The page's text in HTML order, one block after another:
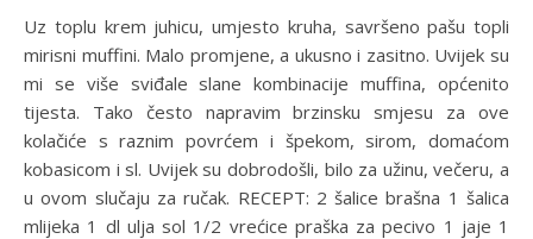
Uz toplu krem juhicu, umjesto kruha, savršeno pašu topli
mirisni muffini. Malo promjene, a ukusno i zasitno. Uvijek su
mi se više sviđale slane kombinacije muffina, općenito
tijesta. Tako često napravim brzinsku smjesu za ove
kolačiće s raznim povrćem i špekom, sirom, domaćom
kobasicom i sl. Uvijek su dobrodošli, bilo za užinu, večeru, a
u ovom slučaju za ručak. RECEPT: 2 šalice brašna 1 šalica
mlijeka 1 dl ulja sol 1/2 vrećice praška za pecivo 1 jaje 1